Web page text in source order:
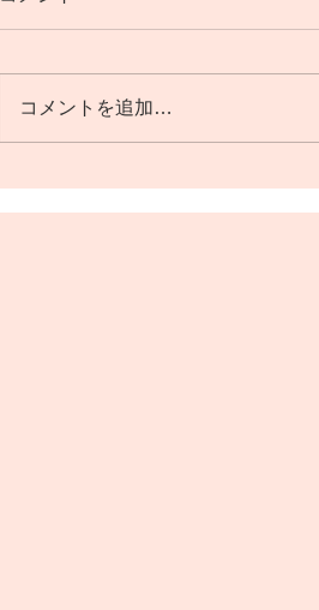
コメントを追加…